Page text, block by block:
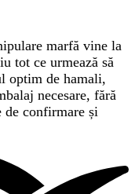
marfă vine la
tot ce urmează să
optim de hamali,
necesare, fără
de confirmare și